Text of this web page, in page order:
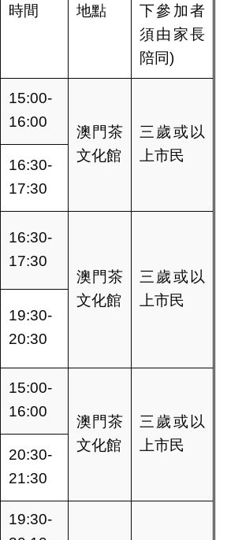
時間 地點
下參加者
須由家長
陪同)
15:00-
16:00
澳門茶
文化館
三歲或以
上市民
16:30-
17:30
16:30-
17:30
澳門茶
文化館
三歲或以
上市民
19:30-
20:30
15:00-
16:00
澳門茶
文化館
三歲或以
上市民
20:30-
21:30
19:30-